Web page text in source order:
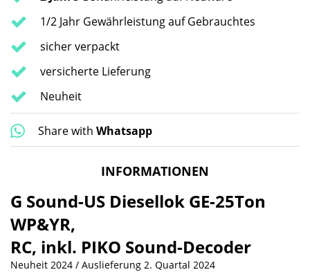
1/2 Jahr Gewährleistung auf Gebrauchtes
sicher verpackt
versicherte Lieferung
Neuheit
Share with Whatsapp
INFORMATIONEN
G Sound-US Diesellok GE-25Ton
WP&YR,
RC, inkl. PIKO Sound-Decoder
Neuheit 2024 / Auslieferung 2. Quartal 2024